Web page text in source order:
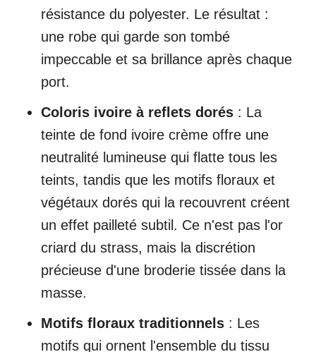
résistance du polyester. Le résultat :
une robe qui garde son tombé
impeccable et sa brillance après chaque
port.
Coloris ivoire à reflets dorés : La
teinte de fond ivoire crème offre une
neutralité lumineuse qui flatte tous les
teints, tandis que les motifs floraux et
végétaux dorés qui la recouvrent créent
un effet pailleté subtil. Ce n'est pas l'or
criard du strass, mais la discrétion
précieuse d'une broderie tissée dans la
masse.
Motifs floraux traditionnels : Les
motifs qui ornent l'ensemble du tissu